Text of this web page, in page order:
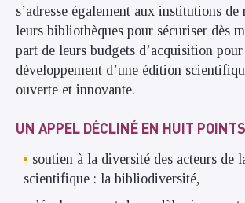
s’adresse également aux institutions de
leurs bibliothèques pour sécuriser dès
part de leurs budgets d’acquisition
développement d’une édition
ouverte et innovante.
UN APPEL DÉCLINÉ EN HUIT POINTS
soutien à la diversité des acteurs de
scientifique : la bibliodiversité,